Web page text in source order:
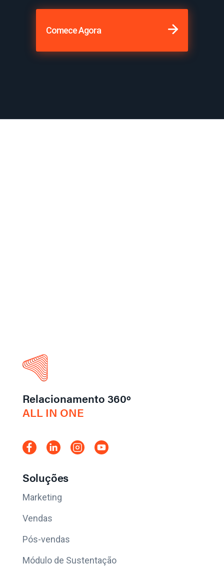
Comece Agora
Relacionamento 360º
ALL IN ONE
Soluções
Marketing
Vendas
Pós-vendas
Módulo de Sustentação